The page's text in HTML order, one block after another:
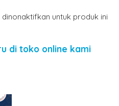
untuk produk ini
di toko online kami